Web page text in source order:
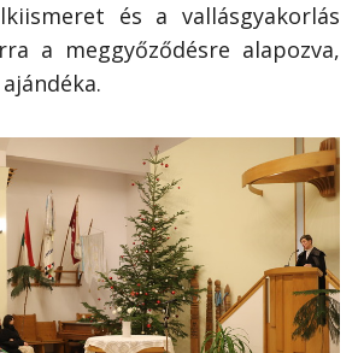
és a vallásgyakorlás
a meggyőződésre alapozva,